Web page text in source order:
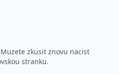
zkusit znovu nacist
stranku.